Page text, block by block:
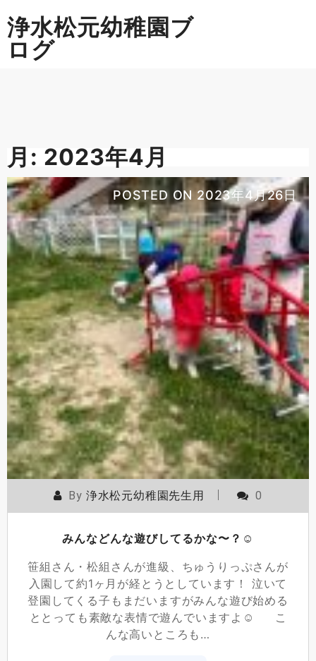
to
content
浄水松元幼稚園ブ
ログ
月: 2023年4月
POSTED ON2023年4月26日
By 浄水松元幼稚園先生用 0
みんなどんな遊びしてるかな〜？☺
笹組さん・松組さんが進級、ちゅうりっぷさんが
入園して約1ヶ月が経とうとしています！ 泣いて
登園してくる子もまだいますがみんな遊び始める
ととっても素敵な表情で遊んでいますよ☺ こ
んな高いところも…